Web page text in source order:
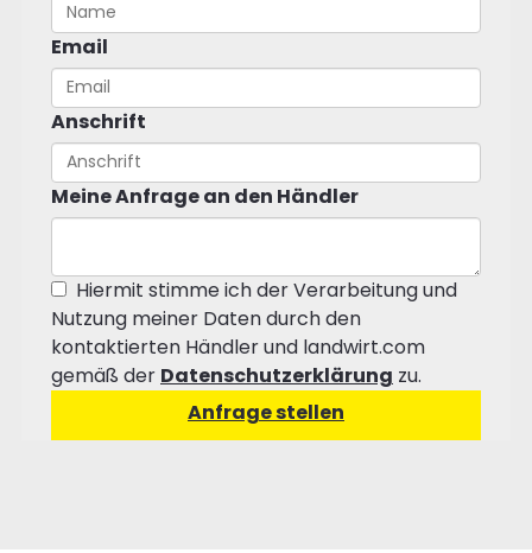
Email
Anschrift
Meine Anfrage an den Händler
Hiermit stimme ich der Verarbeitung und
Nutzung meiner Daten durch den
kontaktierten Händler und landwirt.com
gemäß der Datenschutzerklärung zu.